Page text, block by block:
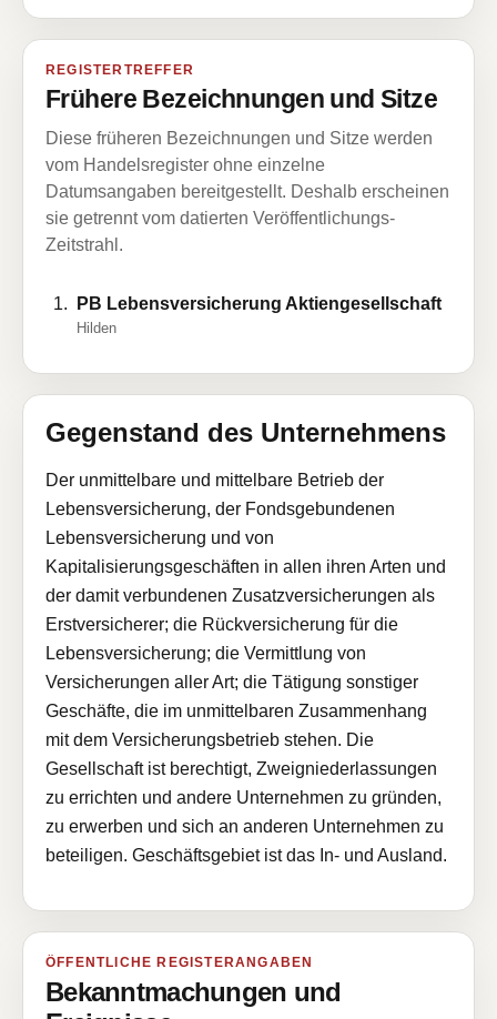
REGISTERTREFFER
Frühere Bezeichnungen und Sitze
Diese früheren Bezeichnungen und Sitze werden
vom Handelsregister ohne einzelne
Datumsangaben bereitgestellt. Deshalb erscheinen
sie getrennt vom datierten Veröffentlichungs-
Zeitstrahl.
PB Lebensversicherung Aktiengesellschaft
Hilden
Gegenstand des Unternehmens
Der unmittelbare und mittelbare Betrieb der
Lebensversicherung, der Fondsgebundenen
Lebensversicherung und von
Kapitalisierungsgeschäften in allen ihren Arten und
der damit verbundenen Zusatzversicherungen als
Erstversicherer; die Rückversicherung für die
Lebensversicherung; die Vermittlung von
Versicherungen aller Art; die Tätigung sonstiger
Geschäfte, die im unmittelbaren Zusammenhang
mit dem Versicherungsbetrieb stehen. Die
Gesellschaft ist berechtigt, Zweigniederlassungen
zu errichten und andere Unternehmen zu gründen,
zu erwerben und sich an anderen Unternehmen zu
beteiligen. Geschäftsgebiet ist das In- und Ausland.
ÖFFENTLICHE REGISTERANGABEN
Bekanntmachungen und